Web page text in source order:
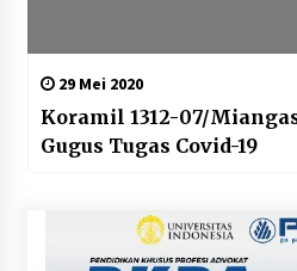
29 Mei 2020
Koramil 1312-07/
Gugus Tugas Covid-19